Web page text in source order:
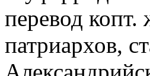
перевод
патриархов,